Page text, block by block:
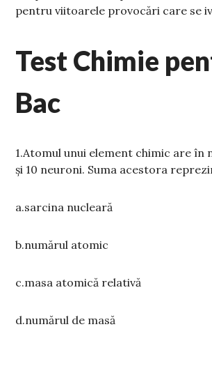
pentru viitoarele provocări care se
Test Chimie
Bac
1.Atomul unui element chimic are în
și 10 neuroni. Suma acestora
a.sarcina nucleară
b.numărul atomic
c.masa atomică relativă
d.numărul de masă